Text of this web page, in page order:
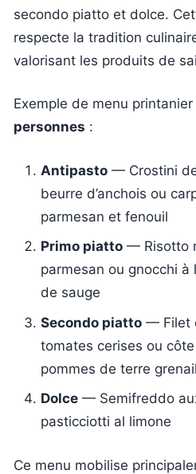
secondo piatto et dolce.
respecte la tradition
valorisant les produits de
Exemple de menu
personnes :
Antipasto — Crostini
beurre d’anchois ou
parmesan et fenouil
Primo piatto — Risotto
parmesan ou gnocchi
de sauge
Secondo piatto — Filet
tomates cerises ou
pommes de terre
Dolce — Semifreddo
pasticciotti al limone
Ce menu mobilise